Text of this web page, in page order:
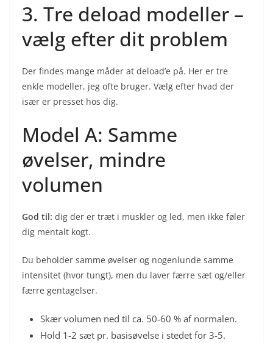
3. Tre deload modeller –
vælg efter dit problem
Der findes mange måder at deload’e på. Her er tre
enkle modeller, jeg ofte bruger. Vælg efter hvad der
især er presset hos dig.
Model A: Samme
øvelser, mindre
volumen
God til: dig der er træt i muskler og led, men ikke føler
dig mentalt kogt.
Du beholder samme øvelser og nogenlunde samme
intensitet (hvor tungt), men du laver færre sæt og/eller
færre gentagelser.
Skær volumen ned til ca. 50-60 % af normalen.
Hold 1-2 sæt pr. basisøvelse i stedet for 3-5.